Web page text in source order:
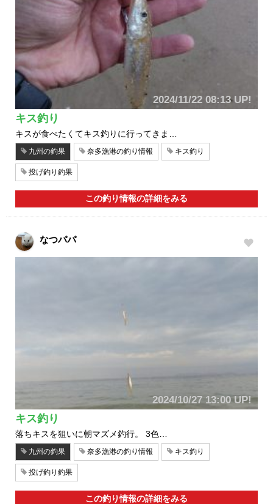
2024/11/22 08:13 UP!
キス釣り
キスが食べたくてキス釣りに行ってきま…
九州の釣果 奈多漁港の釣り情報 キス釣り
投げ釣り釣果
この釣り情報の詳細をみる
なつパパ
2024/10/27 13:00 UP!
キス釣り
落ちキスを狙いに朝マズメ釣行。 3色…
九州の釣果 奈多漁港の釣り情報 キス釣り
投げ釣り釣果
この釣り情報の詳細をみる